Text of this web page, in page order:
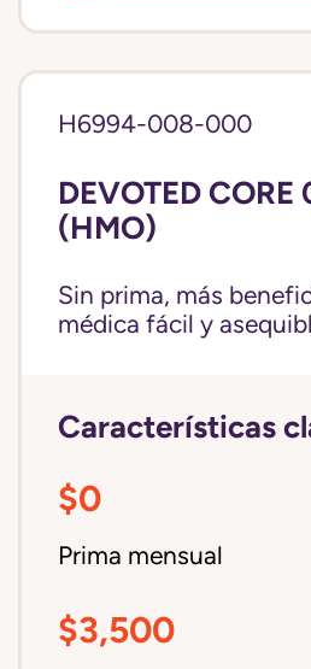
H6994-008-000
DEVOTED
(HMO)
Sin prima, más
médica fácil y
Características
$0
Prima mensual
$3,500